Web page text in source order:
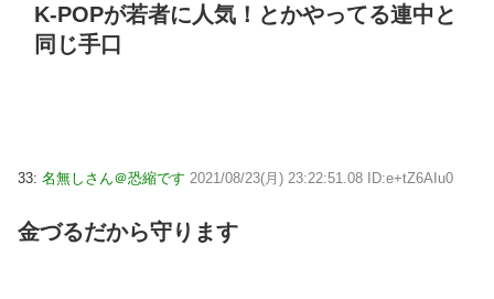
K-POPが若者に人気！とかやってる連中と
同じ手口
33: 名無しさん＠恐縮です 2021/08/23(月) 23:22:51.08 ID:e+tZ6AIu0
金づるだから守ります